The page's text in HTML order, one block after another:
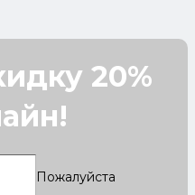
20%
Пожалуйста